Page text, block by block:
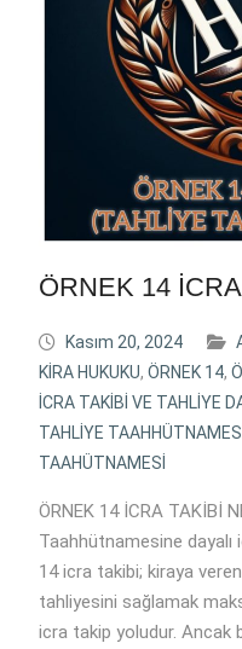
ÖRNEK 14
Kasım 20, 2024
KİRA HUKUKU, ÖRNEK 14,
İCRA TAKİBİ VE TAHLİYE
TAHLİYE
TAAHÜTNAMESİ
ÖRNEK 14 İCRA TAKİBİ
Taahhütnamesine
14 icra takibi; kiraya
tahliyesini sağlamak
icra takip yoludur. Ancak